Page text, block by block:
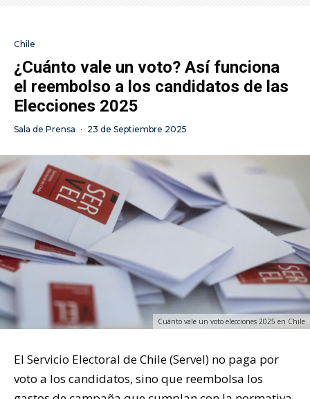
Chile
¿Cuánto vale un voto? Así funciona
el reembolso a los candidatos de las
Elecciones 2025
Sala de Prensa · 23 de Septiembre 2025
Cuánto vale un voto elecciones 2025 en Chile
El Servicio Electoral de Chile (Servel) no paga por
voto a los candidatos, sino que reembolsa los